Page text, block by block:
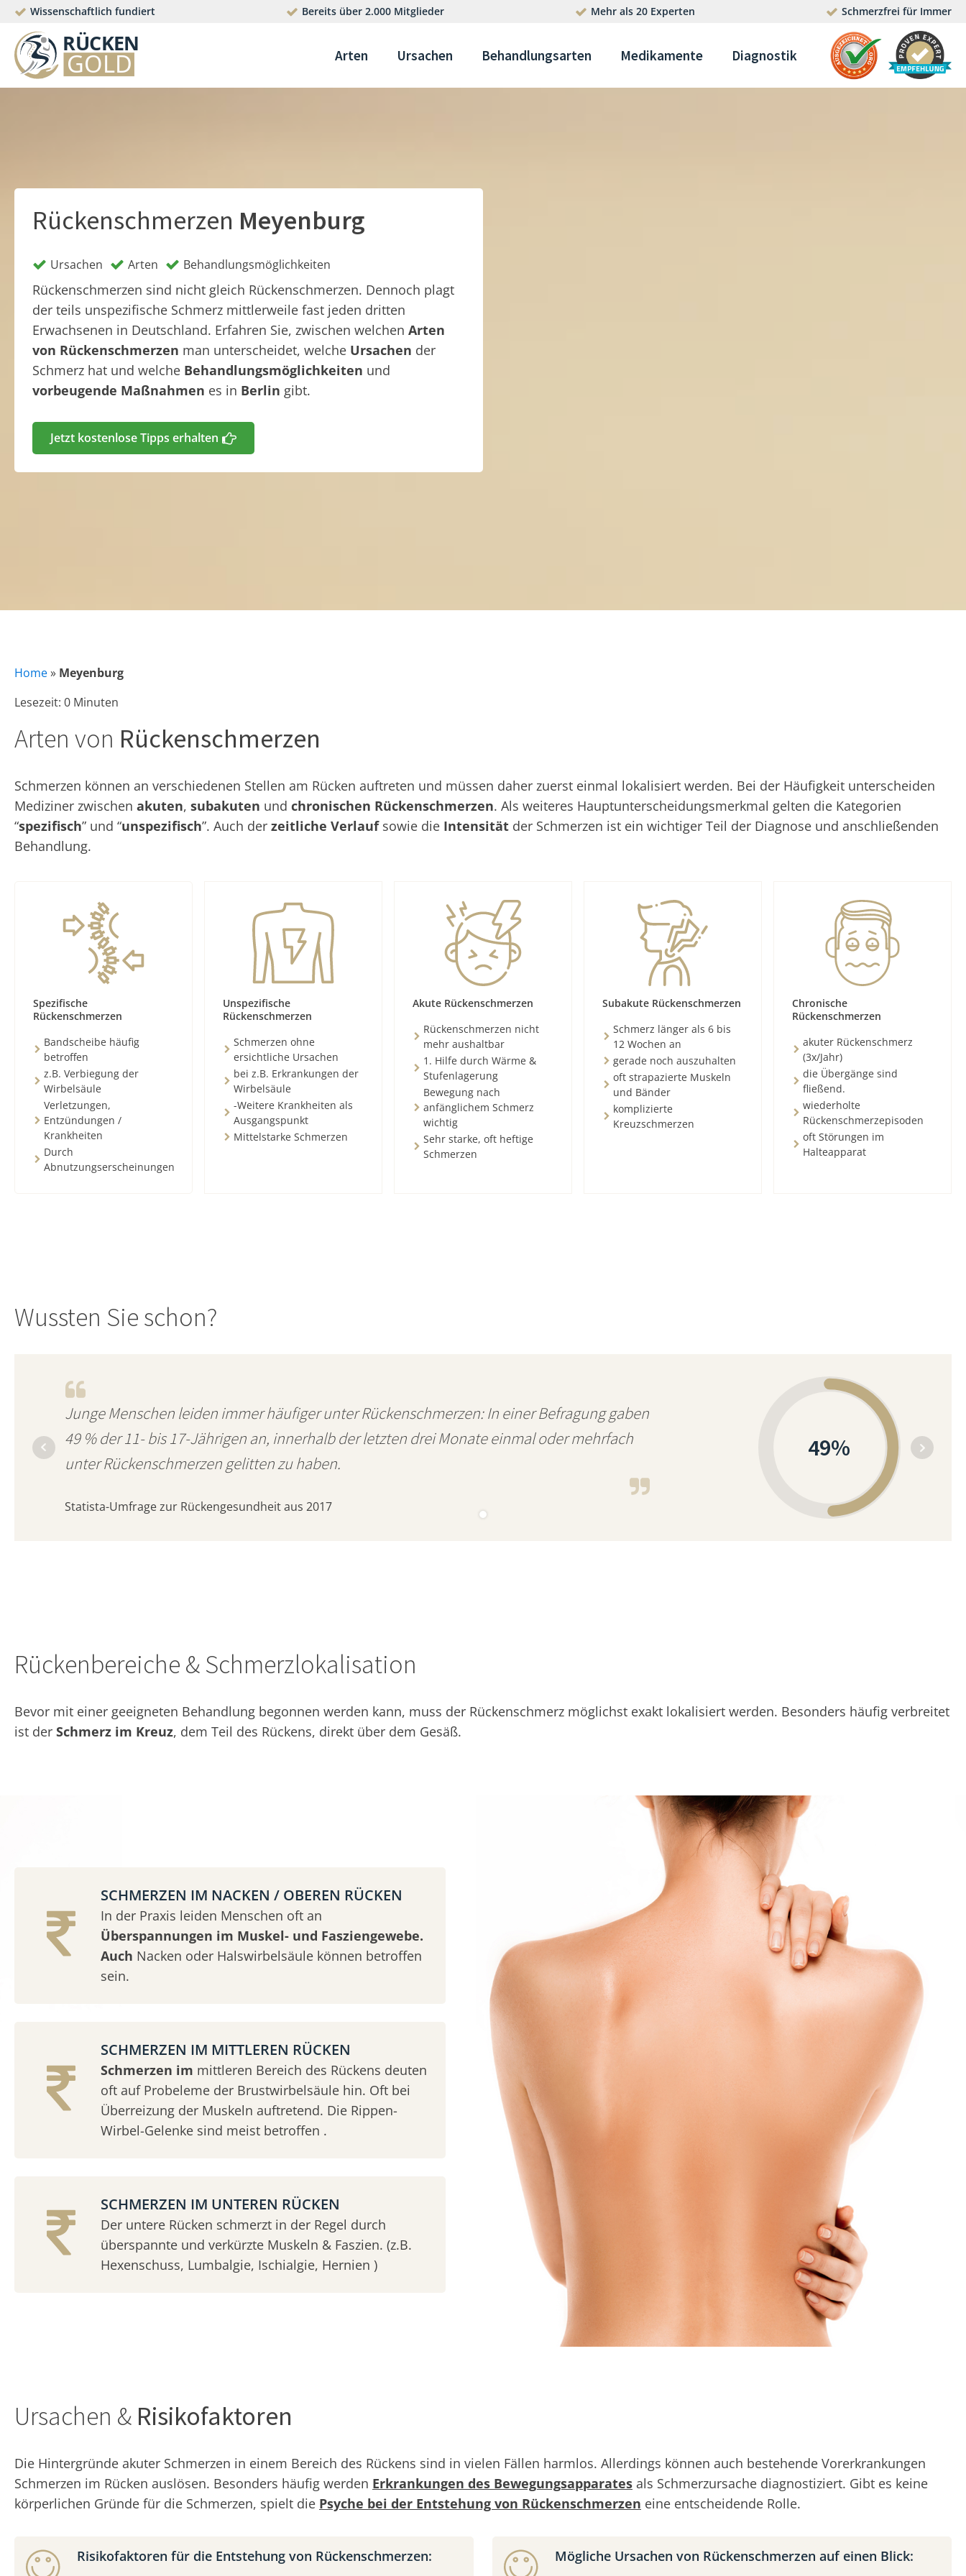
Wissenschaftlich fundiert Bereits über 2.000 Mitglieder Mehr als 20 Experten Schmerzfrei für Immer
Arten Ursachen Behandlungsarten Medikamente Diagnostik
Rückenschmerzen Meyenburg
Ursachen Arten Behandlungsmöglichkeiten
Rückenschmerzen sind nicht gleich Rückenschmerzen. Dennoch plagt
der teils unspezifische Schmerz mittlerweile fast jeden dritten
Erwachsenen in Deutschland. Erfahren Sie, zwischen welchen Arten
von Rückenschmerzen man unterscheidet, welche Ursachen der
Schmerz hat und welche Behandlungsmöglichkeiten und
vorbeugende Maßnahmen es in Berlin gibt.
Jetzt kostenlose Tipps erhalten
Home» Meyenburg
Lesezeit: 0 Minuten
Arten von Rückenschmerzen
Schmerzen können an verschiedenen Stellen am Rücken auftreten und müssen daher zuerst einmal lokalisiert werden. Bei der Häufigkeit unterscheiden
Mediziner zwischen akuten, subakuten und chronischen Rückenschmerzen. Als weiteres Hauptunterscheidungsmerkmal gelten die Kategorien
“spezifisch” und “unspezifisch”. Auch der zeitliche Verlauf sowie die Intensität der Schmerzen ist ein wichtiger Teil der Diagnose und anschließenden
Behandlung.
Spezifische
Rückenschmerzen
Bandscheibe häufig
betroffen
z.B. Verbiegung der
Wirbelsäule
Verletzungen,
Entzündungen /
Krankheiten
Durch
Abnutzungserscheinungen
Unspezifische
Rückenschmerzen
Schmerzen ohne
ersichtliche Ursachen
bei z.B. Erkrankungen der
Wirbelsäule
-Weitere Krankheiten als
Ausgangspunkt
Mittelstarke Schmerzen
Akute Rückenschmerzen
Rückenschmerzen nicht
mehr aushaltbar
1. Hilfe durch Wärme &
Stufenlagerung
Bewegung nach
anfänglichem Schmerz
wichtig
Sehr starke, oft heftige
Schmerzen
Subakute Rückenschmerzen
Schmerz länger als 6 bis
12 Wochen an
gerade noch auszuhalten
oft strapazierte Muskeln
und Bänder
komplizierte
Kreuzschmerzen
Chronische
Rückenschmerzen
akuter Rückenschmerz
(3x/Jahr)
die Übergänge sind
fließend.
wiederholte
Rückenschmerzepisoden
oft Störungen im
Halteapparat
Wussten Sie schon?
Junge Menschen leiden immer häufiger unter Rückenschmerzen: In einer Befragung gaben
49 % der 11- bis 17-Jährigen an, innerhalb der letzten drei Monate einmal oder mehrfach
unter Rückenschmerzen gelitten zu haben.
Statista-Umfrage zur Rückengesundheit aus 2017
49%
Rückenbereiche & Schmerzlokalisation
Bevor mit einer geeigneten Behandlung begonnen werden kann, muss der Rückenschmerz möglichst exakt lokalisiert werden. Besonders häufig verbreitet
ist der Schmerz im Kreuz, dem Teil des Rückens, direkt über dem Gesäß.
SCHMERZEN IM NACKEN / OBEREN RÜCKEN
In der Praxis leiden Menschen oft an
Überspannungen im Muskel- und Fasziengewebe.
Auch Nacken oder Halswirbelsäule können betroffen
sein.
SCHMERZEN IM MITTLEREN RÜCKEN
Schmerzen im mittleren Bereich des Rückens deuten
oft auf Probeleme der Brustwirbelsäule hin. Oft bei
Überreizung der Muskeln auftretend. Die Rippen-
Wirbel-Gelenke sind meist betroffen .
SCHMERZEN IM UNTEREN RÜCKEN
Der untere Rücken schmerzt in der Regel durch
überspannte und verkürzte Muskeln & Faszien. (z.B.
Hexenschuss, Lumbalgie, Ischialgie, Hernien )
Ursachen & Risikofaktoren
Die Hintergründe akuter Schmerzen in einem Bereich des Rückens sind in vielen Fällen harmlos. Allerdings können auch bestehende Vorerkrankungen
Schmerzen im Rücken auslösen. Besonders häufig werden Erkrankungen des Bewegungsapparates als Schmerzursache diagnostiziert. Gibt es keine
körperlichen Gründe für die Schmerzen, spielt die Psyche bei der Entstehung von Rückenschmerzen eine entscheidende Rolle.
Risikofaktoren für die Entstehung von Rückenschmerzen: Mögliche Ursachen von Rückenschmerzen auf einen Blick: